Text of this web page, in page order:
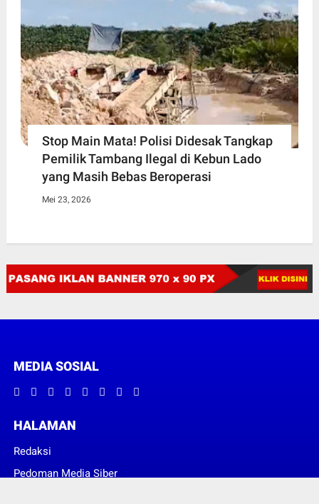
Stop Main Mata! Polisi Didesak Tangkap
Pemilik Tambang Ilegal di Kebun Lado
yang Masih Bebas Beroperasi
Mei 23, 2026
MEDIA SOSIAL
HALAMAN
Redaksi
Pedoman Media Siber